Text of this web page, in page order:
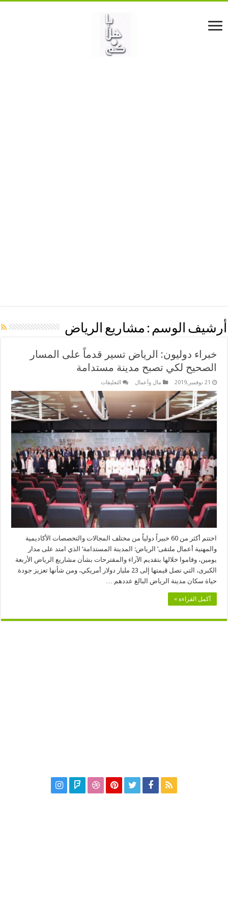
أرشيف الوسم : مشاريع الرياض
خبراء دوليون: الرياض تسير قدماً على المسار
الصحيح لكي تصبح مدينة مستدامة
21 نوفمبر,2019 مال وأعمال التعليقاتعلى
دوليون:
الرياض
تسير
قدماً
على
المسار
الصحيح
لكي
تصبح
مدينة
مستدامة
مغلقة
اختتم أكثر من 60 خبيراً دولياً من مختلف المجالات والتخصصات الأكاديمية
والمهنية أعمال ملتقى’ الرياض: المدينة المستدامة‘ الذي امتد على مدار
يومين، وقاموا خلالها بتقديم الآراء والمقترحات بشأن مشاريع الرياض الأربعة
الكبرى، التي تصل قيمتها إلى 23 مليار دولار أمريكي، ومن شأنها تعزيز جودة
حياة سكان مدينة الرياض البالغ عددهم …
أكمل القراءة »